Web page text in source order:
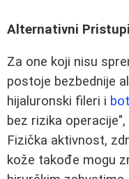
Alternativni
Za one koji nisu
postoje bezbednije
hijaluronski fileri i
bez rizika
Fizička aktivnost,
kože takođe mogu